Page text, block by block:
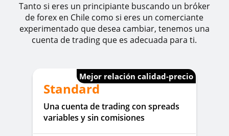
Tanto si eres un principiante buscando un bróker
de forex en Chile como si eres un comerciante
experimentado que desea cambiar, tenemos una
cuenta de trading que es adecuada para ti.
Mejor relación calidad-precio
Standard
Una cuenta de trading con spreads
variables y sin comisiones